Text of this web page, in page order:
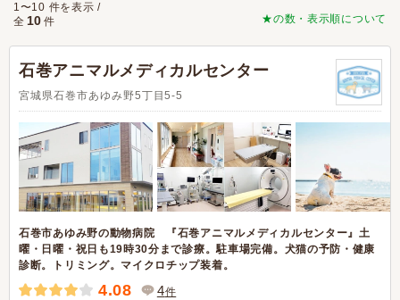
★の数・表示順について
1〜10 件を表示 /
全 10 件
石巻アニマルメディカルセンター
宮城県石巻市あゆみ野5丁目5-5
石巻市あゆみ野の動物病院 『石巻アニマルメディカルセンター』土
曜・日曜・祝日も19時30分まで診療。駐車場完備。犬猫の予防・健康
診断。トリミング。マイクロチップ装着。
4.08 4件